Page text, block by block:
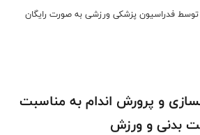
توسط فدراسیون پزشکی ورزشی به صورت رایگان
و پرورش اندام به مناسبت
بدنی و ورزش